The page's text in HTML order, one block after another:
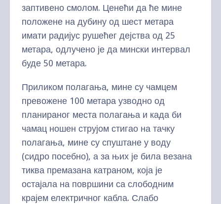
заптивено смолом. Ценећи да ће мине
положене на дубину од шест метара
имати радијус рушећег дејства од 25
метара, одлучено је да мински интервал
буде 50 метара.
Приликом полагања, мине су чамцем
превожене 100 метара узводно од
планираног места полагања и када би
чамац ношен струјом стигао на тачку
полагања, мине су спуштане у воду
(сидро посебно), а за њих је била везана
тиква премазана катраном, која је
остајала на површини са слободним
крајем електричног кабла. Слабо